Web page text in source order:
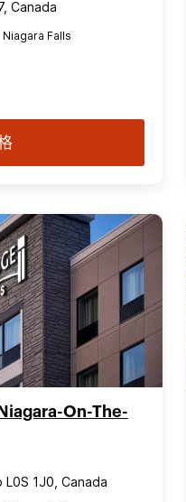
Canada
Niagara Falls
On-The-
1J0, Canada